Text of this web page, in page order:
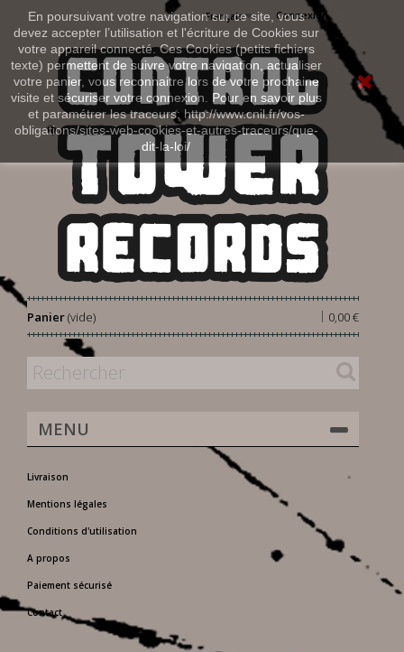
En poursuivant votre navigation sur ce site, vous
devez accepter l’utilisation et l'écriture de Cookies sur
votre appareil connecté. Ces Cookies (petits fichiers
texte) permettent de suivre votre navigation, actualiser
votre panier, vous reconnaitre lors de votre prochaine
visite et sécuriser votre connexion. Pour en savoir plus
et paramétrer les traceurs: http://www.cnil.fr/vos-
obligations/sites-web-cookies-et-autres-traceurs/que-
dit-la-loi/
Connexion
Français
Panier 0,00 €
|
(vide)
MENU
Livraison
Mentions légales
Conditions d'utilisation
A propos
Paiement sécurisé
Contact